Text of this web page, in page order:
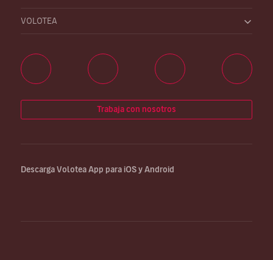
VOLOTEA
Trabaja con nosotros
Descarga Volotea App para iOS y Android